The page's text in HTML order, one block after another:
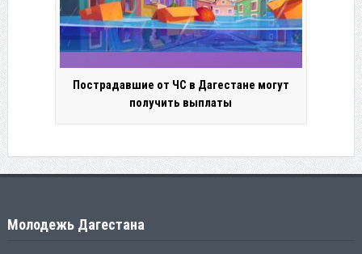
Пострадавшие от ЧС в Дагестане могут
получить выплаты
Молодежь Дагестана